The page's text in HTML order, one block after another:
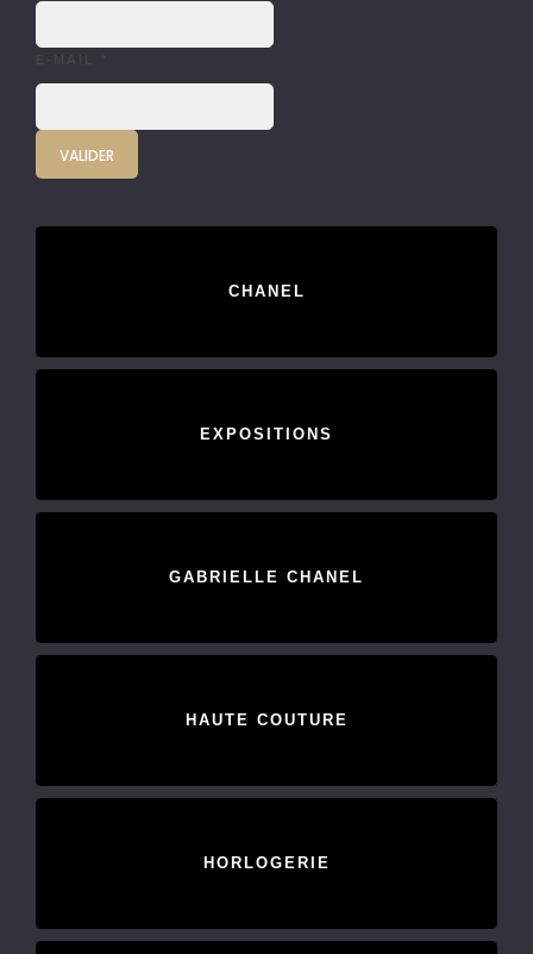
CHANEL
EXPOSITIONS
GABRIELLE CHANEL
HAUTE COUTURE
HORLOGERIE